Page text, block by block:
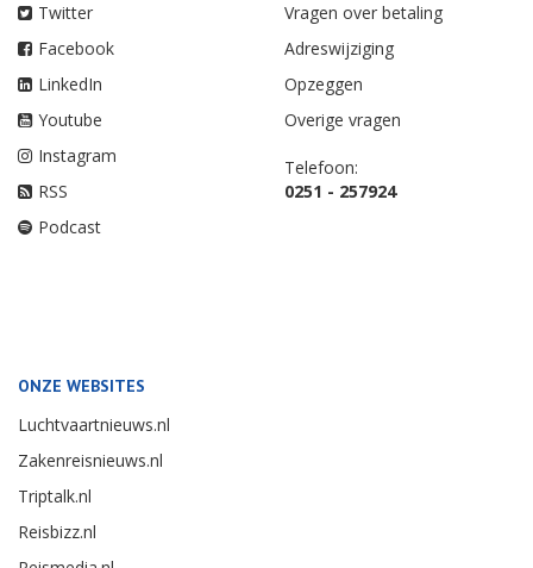
Twitter
Facebook
LinkedIn
Youtube
Instagram
RSS
Podcast
Vragen over betaling
Adreswijziging
Opzeggen
Overige vragen
Telefoon:
0251 - 257924
ONZE WEBSITES
Luchtvaartnieuws.nl
Zakenreisnieuws.nl
Triptalk.nl
Reisbizz.nl